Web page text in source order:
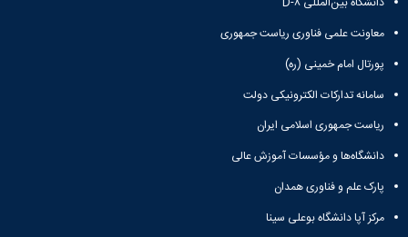
معاونت علمی فناوری ریاست جمهوری
پورتال امام خمینی (ره)
سامانه تدارکات الکترونیکی دولت
ریاست جمهوری اسلامی ایران
دانشگاه‌ها و مؤسسات آموزش عالی
پارک علم و فناوری همدان
مرکز آپا دانشگاه بوعلی سینا